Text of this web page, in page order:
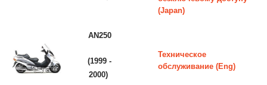
(Japan)
AN250
(1999 -
2000)
Техническое
обслуживание (Eng)